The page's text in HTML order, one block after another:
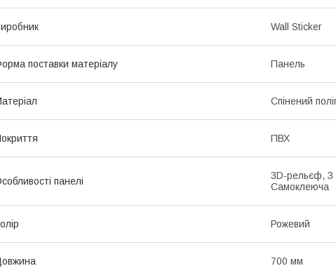
Wall Sticker
поставки матеріалу Панель
Спінений
ПВХ
панелі
3D-рельєф, З
Самоклеюча
Рожевий
700 мм